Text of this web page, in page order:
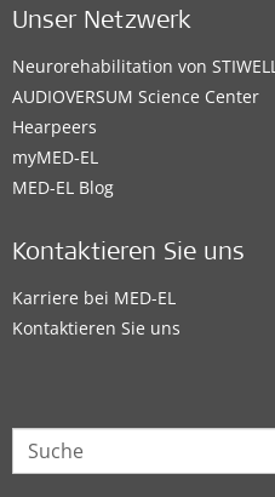
Unser Netzwerk
Neurorehabilitation von STIWELL
AUDIOVERSUM Science Center
Hearpeers
myMED‑EL
MED-EL Blog
Kontaktieren Sie uns
Karriere bei MED-EL
Kontaktieren Sie uns